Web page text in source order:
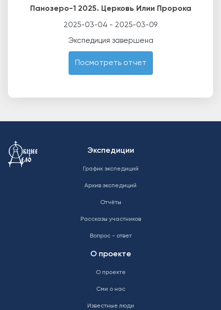
Панозеро-1 2025. Церковь Илии Пророка
2025-03-04 - 2025-03-09
Экспедиция завершена
Посмотреть отчет
Меню в подвалеЭкспедиции
График экспедиций
Архив экспедиций
Отчёты
Рассказы участников
Вопрос - ответ
О проекте
О проекте
Сми о нас
Известные люди